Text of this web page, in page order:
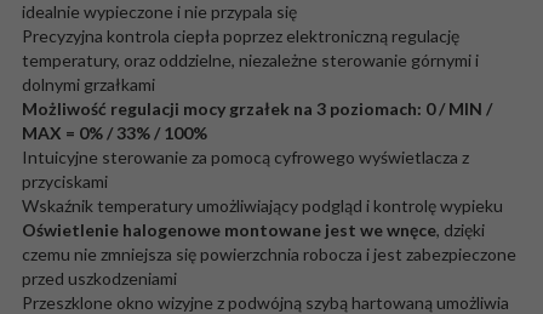
idealnie wypieczone i nie przypala się
Precyzyjna kontrola ciepła poprzez elektroniczną regulację
temperatury, oraz oddzielne, niezależne sterowanie górnymi i
dolnymi grzałkami
Możliwość regulacji mocy grzałek na 3 poziomach: 0 / MIN /
MAX = 0% / 33% / 100%
Intuicyjne sterowanie za pomocą cyfrowego wyświetlacza z
przyciskami
Wskaźnik temperatury umożliwiający podgląd i kontrolę wypieku
Oświetlenie halogenowe montowane jest we wnęce, dzięki
czemu nie zmniejsza się powierzchnia robocza i jest zabezpieczone
przed uszkodzeniami
Przeszklone okno wizyjne z podwójną szybą hartowaną umożliwia